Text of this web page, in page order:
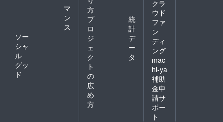
マ
ン
ス
ソー
シャ
ル
グッ
ド
方
プ
ロ
ジ
ェ
ク
ト
の
広
め
方
統
計
デ
ー
タ
クラ
ウド
ファ
ン
ディ
ング
mac
hi-ya
補助
金申
請サ
ポー
ト